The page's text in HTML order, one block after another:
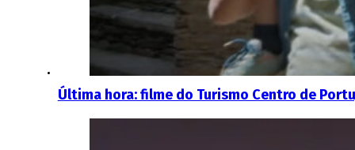
Última hora: filme do Turismo Centro de